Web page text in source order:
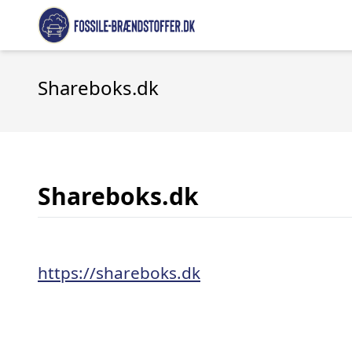
Shareboks.dk
Shareboks.dk
https://shareboks.dk